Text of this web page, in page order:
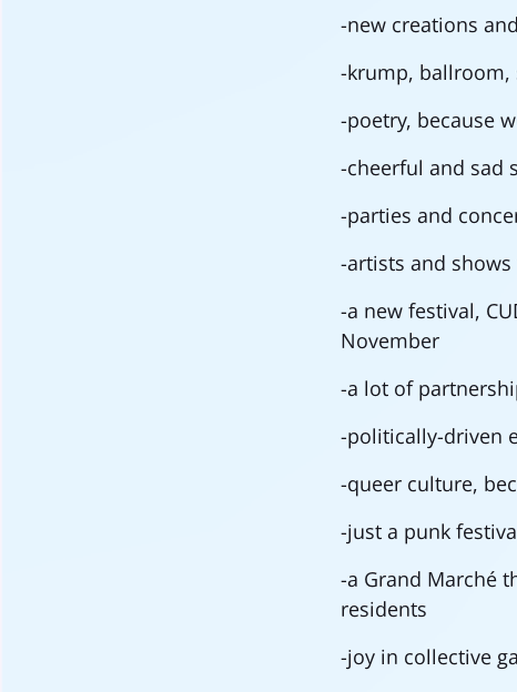
-new creations
-krump,
-poetry, because
-cheerful and sad
-parties and
-artists and
-a new festival,
November
-a lot of
-politically-driven
-queer culture,
-just a punk
-a Grand Marché
residents
-joy in collective